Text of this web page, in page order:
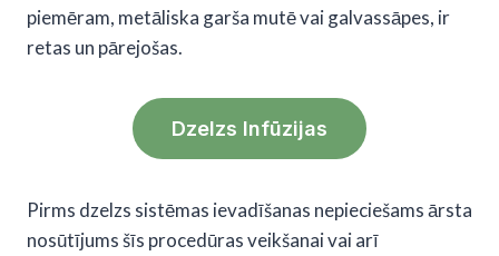
piemēram, metāliska garša mutē vai galvassāpes, ir
retas un pārejošas.
Dzelzs Infūzijas
Pirms dzelzs sistēmas ievadīšanas nepieciešams ārsta
nosūtījums šīs procedūras veikšanai vai arī